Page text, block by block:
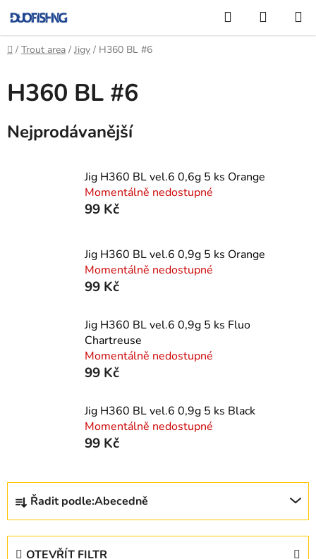
na
obsah
Hledat
KOŠÍK
Domů
/ Trout area / Jigy / H360 BL #6
H360 BL #6
Nejprodávanější
Jig H360 BL vel.6 0,6g 5 ks Orange
Momentálně nedostupné
99 Kč
Jig H360 BL vel.6 0,9g 5 ks Orange
Momentálně nedostupné
99 Kč
Jig H360 BL vel.6 0,9g 5 ks Fluo
Chartreuse
Momentálně nedostupné
99 Kč
Jig H360 BL vel.6 0,9g 5 ks Black
Momentálně nedostupné
99 Kč
Ř
z
Řadit podle:Abecedně
OTEVŘÍT FILTR